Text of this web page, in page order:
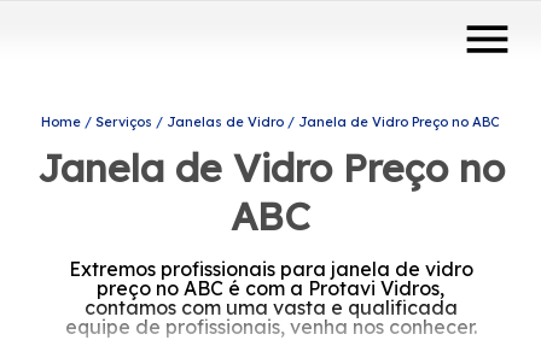
menu
Home Serviços Janelas de Vidro Janela de Vidro Preço no ABC
Janela de Vidro Preço no
ABC
Extremos profissionais para janela de vidro
preço no ABC é com a Protavi Vidros,
contamos com uma vasta e qualificada
equipe de profissionais, venha nos conhecer.